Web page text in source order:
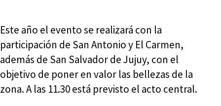
Este año el evento se realizará con la
participación de San Antonio y El Carmen,
además de San Salvador de Jujuy, con el
objetivo de poner en valor las bellezas de la
zona. A las 11.30 está previsto el acto central.